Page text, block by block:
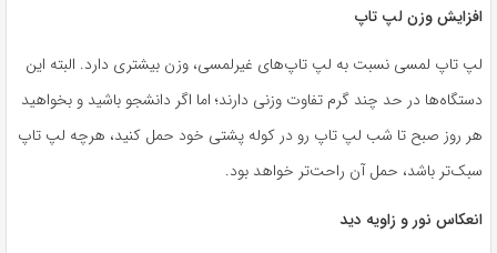
افزایش وزن لپ تاپ
لپ تاپ لمسی نسبت به لپ تاپ‌های غیرلمسی، وزن بیشتری دارد. البته این
دستگاه‌ها در حد چند گرم تفاوت وزنی دارند؛ اما اگر دانشجو باشید و بخواهید
هر روز صبح تا شب لپ تاپ رو در کوله پشتی خود حمل کنید، هرچه لپ تاپ
سبک‌تر باشد، حمل آن راحت‌تر خواهد بود.
انعکاس نور و زاویه دید